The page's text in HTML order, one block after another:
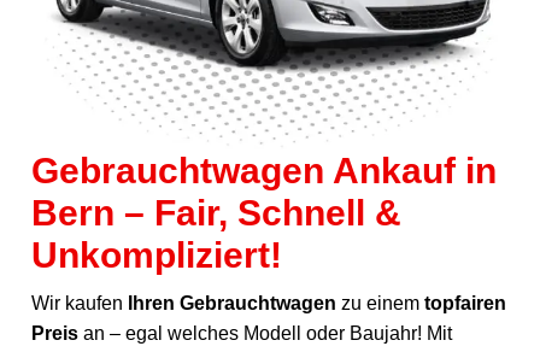
Gebrauchtwagen Ankauf in
Bern – Fair, Schnell &
Unkompliziert!
Wir kaufen Ihren Gebrauchtwagen zu einemtopfairen
Preis an – egal welches Modell oder Baujahr! Mit